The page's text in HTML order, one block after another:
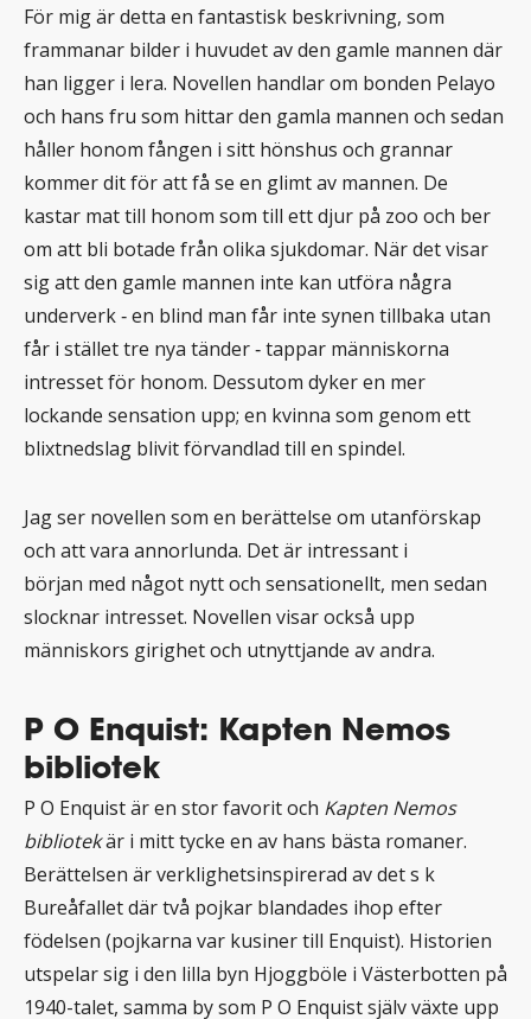
För mig är detta en fantastisk beskrivning, som
frammanar bilder i huvudet av den gamle mannen där
han ligger i lera. Novellen handlar om bonden Pelayo
och hans fru som hittar den gamla mannen och sedan
håller honom fången i sitt hönshus och grannar
kommer dit för att få se en glimt av mannen. De
kastar mat till honom som till ett djur på zoo och ber
om att bli botade från olika sjukdomar. När det visar
sig att den gamle mannen inte kan utföra några
underverk ‐ en blind man får inte synen tillbaka utan
får i stället tre nya tänder ‐ tappar människorna
intresset för honom. Dessutom dyker en mer
lockande sensation upp; en kvinna som genom ett
blixtnedslag blivit förvandlad till en spindel.
Jag ser novellen som en berättelse om utanförskap
och att vara annorlunda. Det är intressant i
början med något nytt och sensationellt, men sedan
slocknar intresset. Novellen visar också upp
människors girighet och utnyttjande av andra.
P O Enquist: Kapten Nemos
bibliotek
P O Enquist är en stor favorit och Kapten Nemos
bibliotekär i mitt tycke en av hans bästa romaner.
Berättelsen är verklighetsinspirerad av det s k
Bureåfallet där två pojkar blandades ihop efter
födelsen (pojkarna var kusiner till Enquist). Historien
utspelar sig i den lilla byn Hjoggböle i Västerbotten på
1940-talet, samma by som P O Enquist själv växte upp